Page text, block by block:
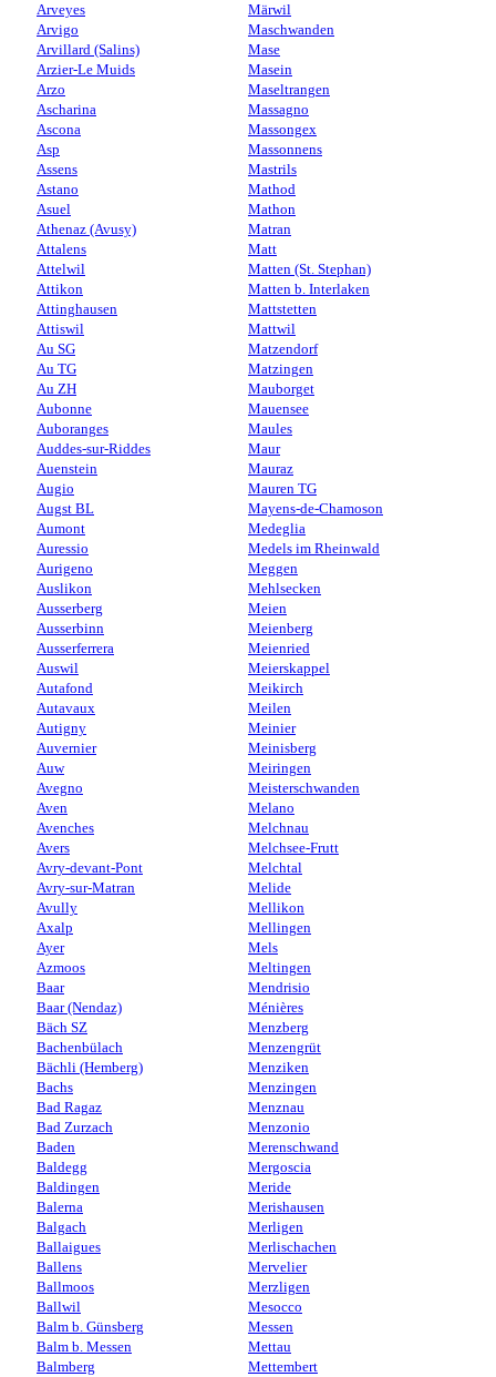
Arveyes
Arvigo
Arvillard (Salins)
Arzier-Le Muids
Arzo
Ascharina
Ascona
Asp
Assens
Astano
Asuel
Athenaz (Avusy)
Attalens
Attelwil
Attikon
Attinghausen
Attiswil
Au SG
Au TG
Au ZH
Aubonne
Auboranges
Auddes-sur-Riddes
Auenstein
Augio
Augst BL
Aumont
Auressio
Aurigeno
Auslikon
Ausserberg
Ausserbinn
Ausserferrera
Auswil
Autafond
Autavaux
Autigny
Auvernier
Auw
Avegno
Aven
Avenches
Avers
Avry-devant-Pont
Avry-sur-Matran
Avully
Axalp
Ayer
Azmoos
Baar
Baar (Nendaz)
Bäch SZ
Bachenbülach
Bächli (Hemberg)
Bachs
Bad Ragaz
Bad Zurzach
Baden
Baldegg
Baldingen
Balerna
Balgach
Ballaigues
Ballens
Ballmoos
Ballwil
Balm b. Günsberg
Balm b. Messen
Balmberg
Märwil
Maschwanden
Mase
Masein
Maseltrangen
Massagno
Massongex
Massonnens
Mastrils
Mathod
Mathon
Matran
Matt
Matten (St. Stephan)
Matten b. Interlaken
Mattstetten
Mattwil
Matzendorf
Matzingen
Mauborget
Mauensee
Maules
Maur
Mauraz
Mauren TG
Mayens-de-Chamoson
Medeglia
Medels im Rheinwald
Meggen
Mehlsecken
Meien
Meienberg
Meienried
Meierskappel
Meikirch
Meilen
Meinier
Meinisberg
Meiringen
Meisterschwanden
Melano
Melchnau
Melchsee-Frutt
Melchtal
Melide
Mellikon
Mellingen
Mels
Meltingen
Mendrisio
Ménières
Menzberg
Menzengrüt
Menziken
Menzingen
Menznau
Menzonio
Merenschwand
Mergoscia
Meride
Merishausen
Merligen
Merlischachen
Mervelier
Merzligen
Mesocco
Messen
Mettau
Mettembert